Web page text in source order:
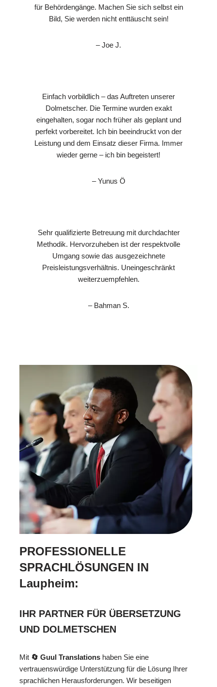
für Behördengänge. Machen Sie sich selbst ein
Bild, Sie werden nicht enttäuscht sein!
– Joe J.
Einfach vorbildlich – das Auftreten unserer
Dolmetscher. Die Termine wurden exakt
eingehalten, sogar noch früher als geplant und
perfekt vorbereitet. Ich bin beeindruckt von der
Leistung und dem Einsatz dieser Firma. Immer
wieder gerne – ich bin begeistert!
– Yunus Ö
Sehr qualifizierte Betreuung mit durchdachter
Methodik. Hervorzuheben ist der respektvolle
Umgang sowie das ausgezeichnete
Preisleistungsverhältnis. Uneingeschränkt
weiterzuempfehlen.
– Bahman S.
PROFESSIONELLE
SPRACHLÖSUNGEN IN
Laupheim:
IHR PARTNER FÜR ÜBERSETZUNG
UND DOLMETSCHEN
Mit 🔄 Guul Translations haben Sie eine
vertrauenswürdige Unterstützung für die Lösung Ihrer
sprachlichen Herausforderungen. Wir beseitigen